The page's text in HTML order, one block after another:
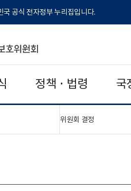
국 공식 전자정부 누리집입니다.
정책 · 법령 국
위원회 결정